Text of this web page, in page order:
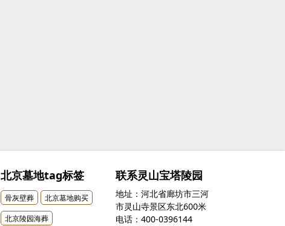
北京墓地tag标签
骨灰壁葬
北京墓地购买
北京陵园海葬
联系灵山宝塔陵园
地址：河北省廊坊市三河
市灵山寺景区东北600米
电话：400-0396144